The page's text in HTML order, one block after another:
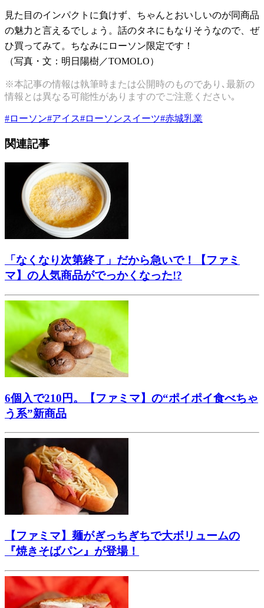
見た目のインパクトに負けず、ちゃんとおいしいのが同商品
の魅力と言えるでしょう。話のタネにもなりそうなので、ぜ
ひ買ってみて。ちなみにローソン限定です！
（写真・文：明日陽樹／TOMOLO）
※本記事の情報は執筆時または公開時のものであり､最新の
情報とは異なる可能性がありますのでご注意ください｡
#ローソン#アイス#ローソンスイーツ#赤城乳業
関連記事
「なくなり次第終了」だから急いで！【ファミ
マ】の人気商品がでっかくなった!?
6個入で210円。【ファミマ】の“ポイポイ食べちゃ
う系”新商品
【ファミマ】麺がぎっちぎちで大ボリュームの
『焼きそばパン』が登場！